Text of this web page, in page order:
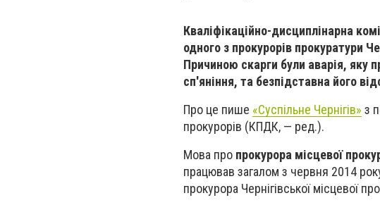
Кваліфікаційно-дисциплінарна
одного з прокурорів прокуратури
Причиною скарги були аварія, яку
сп'яніння, та безпідставна його
Про це пише «Суспільне Чернігів» з
прокурорів (КПДК, — ред.).
Мова про прокурора місцевої
працював загалом з червня 2014
прокурора Чернігівської місцевої